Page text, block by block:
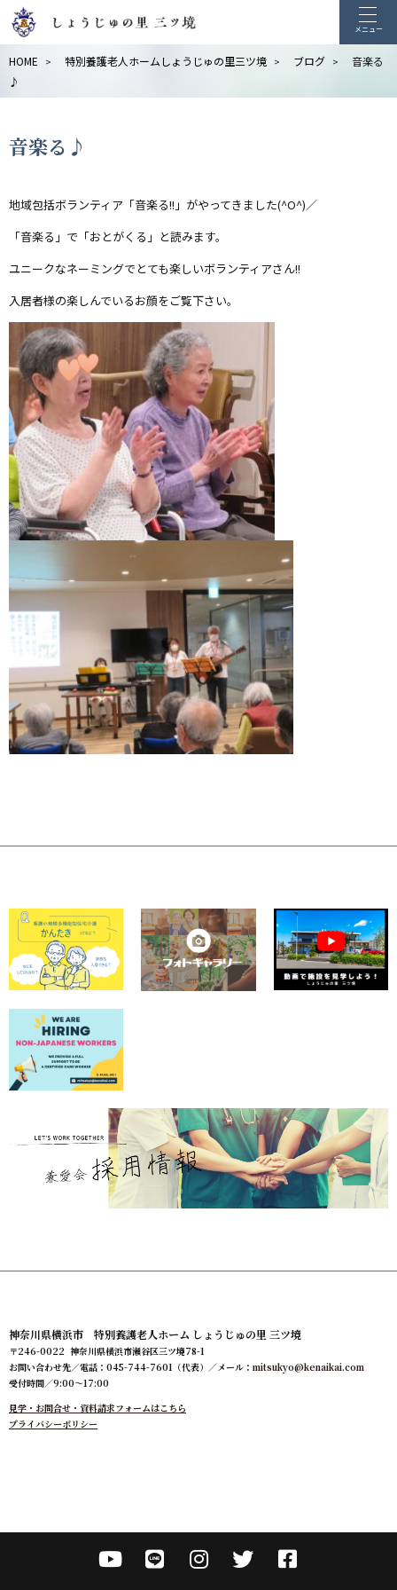
メニュー
HOME > 特別養護老人ホームしょうじゅの里三ツ境 > ブログ >
音楽る
♪
音楽る♪
地域包括ボランティア「音楽る!!」がやってきました(^O^)／
「音楽る」で「おとがくる」と読みます。
ユニークなネーミングでとても楽しいボランティアさん!!
入居者様の楽しんでいるお顔をご覧下さい。
神奈川県横浜市 特別養護老人ホーム しょうじゅの里 三ツ境
〒246-0022 神奈川県横浜市瀬谷区三ツ境78-1
お問い合わせ先／電話：045-744-7601（代表）／メール： mitsukyo@kenaikai.com
受付時間／9:00～17:00
見学・お問合せ・資料請求フォームはこちら
プライバシーポリシー